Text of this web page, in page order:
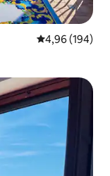
4,96 af 5 í
4,96 (194)